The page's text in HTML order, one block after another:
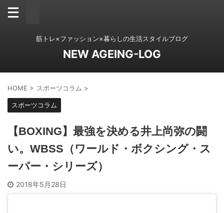
筋トレ×ファッション×暮らしの生活スタイルブログ
NEW AGEING-LOG
HOME > スポーツコラム >
スポーツコラム
【BOXING】最強を決める井上尚弥の闘
い。WBSS（ワールド・ボクシング・ス
ーパー・シリーズ）
2018年5月28日